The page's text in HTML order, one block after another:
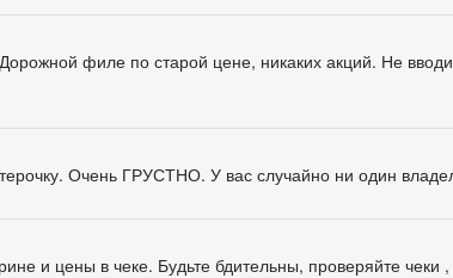
филе по старой цене, никаких акций. Не
Очень ГРУСТНО. У вас случайно ни один
и цены в чеке. Будьте бдительны, проверяйте чеки ,